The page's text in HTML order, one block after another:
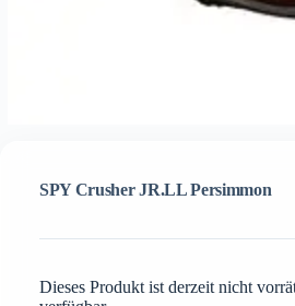
SPY Crusher JR.LL Persimmon
Dieses Produkt ist derzeit nicht